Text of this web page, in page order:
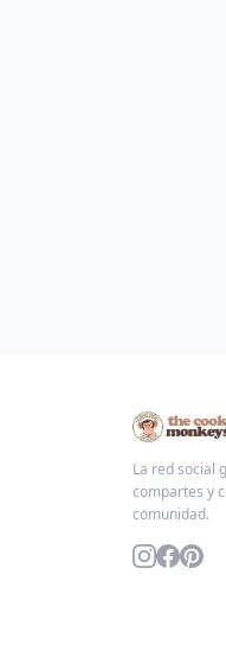
La red social
compartes y
comunidad.